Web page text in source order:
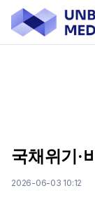
국채위기·
2026-06-03 10:12